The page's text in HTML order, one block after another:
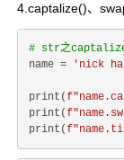
4.captalize()、
# str之
name =
'nick
print(
print(
print(